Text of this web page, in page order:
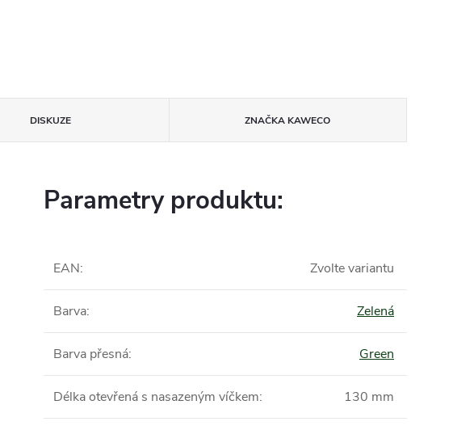
DISKUZE ZNAČKA KAWECO
Parametry produktu:
EAN: Zvolte variantu
Barva: Zelená
Barva přesná: Green
Délka otevřená s nasazeným víčkem: 130 mm